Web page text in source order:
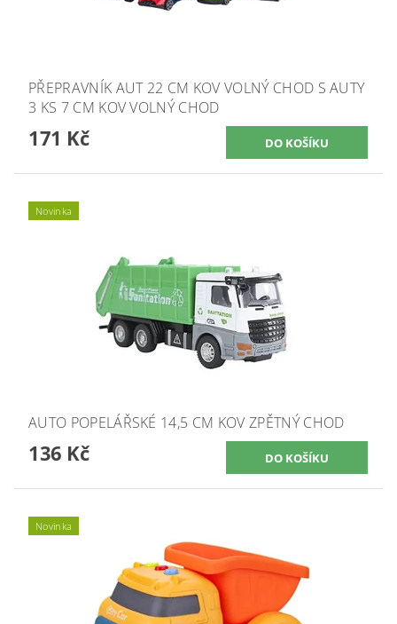
PŘEPRAVNÍK AUT 22 CM KOV VOLNÝ CHOD S AUTY
3 KS 7 CM KOV VOLNÝ CHOD
171 Kč
Novinka
AUTO POPELÁŘSKÉ 14,5 CM KOV ZPĚTNÝ CHOD
136 Kč
Novinka